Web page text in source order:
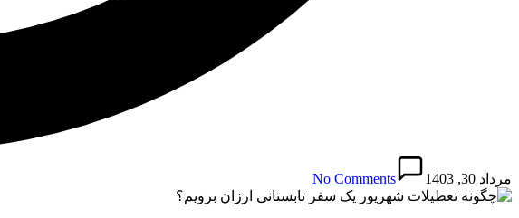
مرداد 30, 1403 No Comments